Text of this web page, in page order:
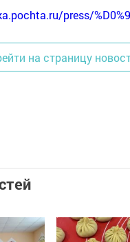
press/
на страницу